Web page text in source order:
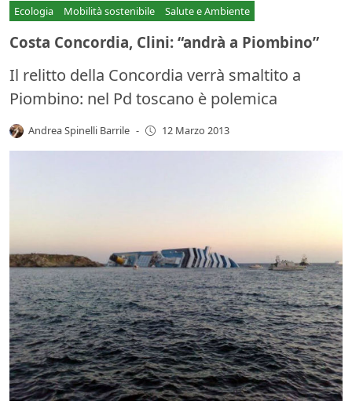
Ecologia Mobilità sostenibile Salute e Ambiente
Costa Concordia, Clini: “andrà a Piombino”
Il relitto della Concordia verrà smaltito a
Piombino: nel Pd toscano è polemica
Andrea Spinelli Barrile - 12 Marzo 2013